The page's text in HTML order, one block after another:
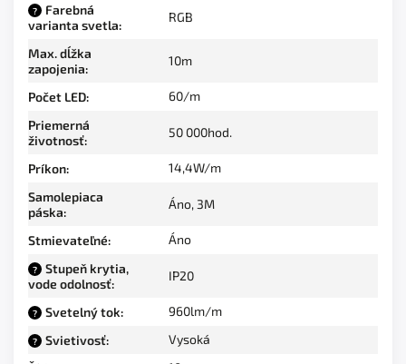
?
Farebná
varianta svetla:
RGB
Max. dĺžka
zapojenia:
10m
Počet LED:
60/m
Priemerná
životnosť:
50 000hod.
Príkon:
14,4W/m
Samolepiaca
páska:
Áno, 3M
Stmievateľné: Áno
?
Stupeň krytia,
vode odolnosť:
IP20
? Svetelný tok: 960lm/m
? Svietivosť:
Vysoká